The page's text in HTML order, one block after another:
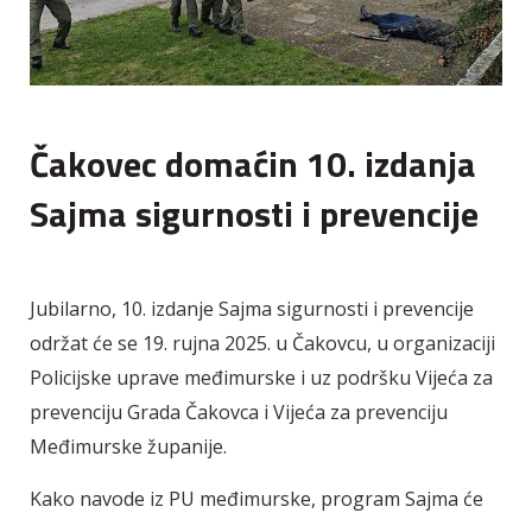
Čakovec domaćin 10. izdanja
Sajma sigurnosti i prevencije
Jubilarno, 10. izdanje Sajma sigurnosti i prevencije
održat će se 19. rujna 2025. u Čakovcu, u organizaciji
Policijske uprave međimurske i uz podršku Vijeća za
prevenciju Grada Čakovca i Vijeća za prevenciju
Međimurske županije.
Kako navode iz PU međimurske, program Sajma će